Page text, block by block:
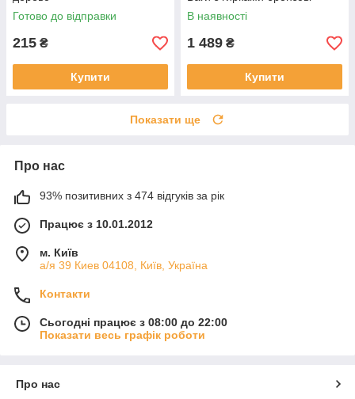
Готово до відправки
215 ₴
Купити
В наявності
1 489 ₴
Купити
Показати ще
Про нас
93% позитивних з 474 відгуків за рік
Працює з 10.01.2012
м. Київ
а/я 39 Киев 04108, Київ, Україна
Контакти
Сьогодні працює з 08:00 до 22:00
Показати весь графік роботи
Про нас